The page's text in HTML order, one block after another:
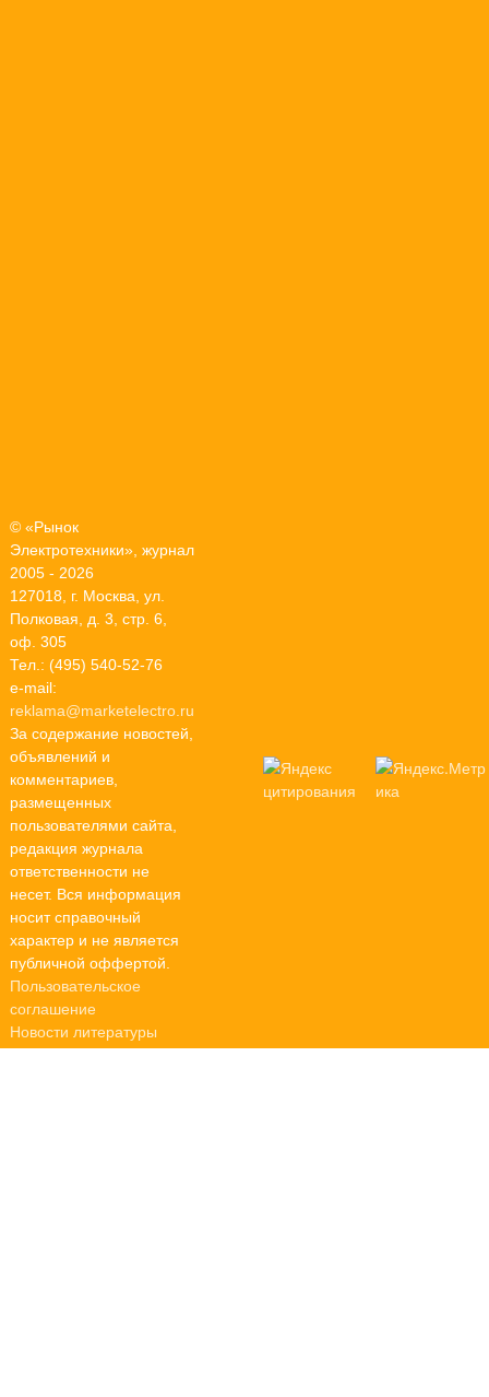
© «Рынок
Электротехники», журнал
2005 - 2026
127018, г. Москва, ул.
Полковая, д. 3, стр. 6,
оф. 305
Тел.: (495) 540-52-76
e-mail:
reklama@marketelectro.ru
За содержание новостей,
объявлений и
комментариев,
размещенных
пользователями сайта,
редакция журнала
ответственности не
несет. Вся информация
носит справочный
характер и не является
публичной оффертой.
Пользовательское
соглашение
Новости литературы